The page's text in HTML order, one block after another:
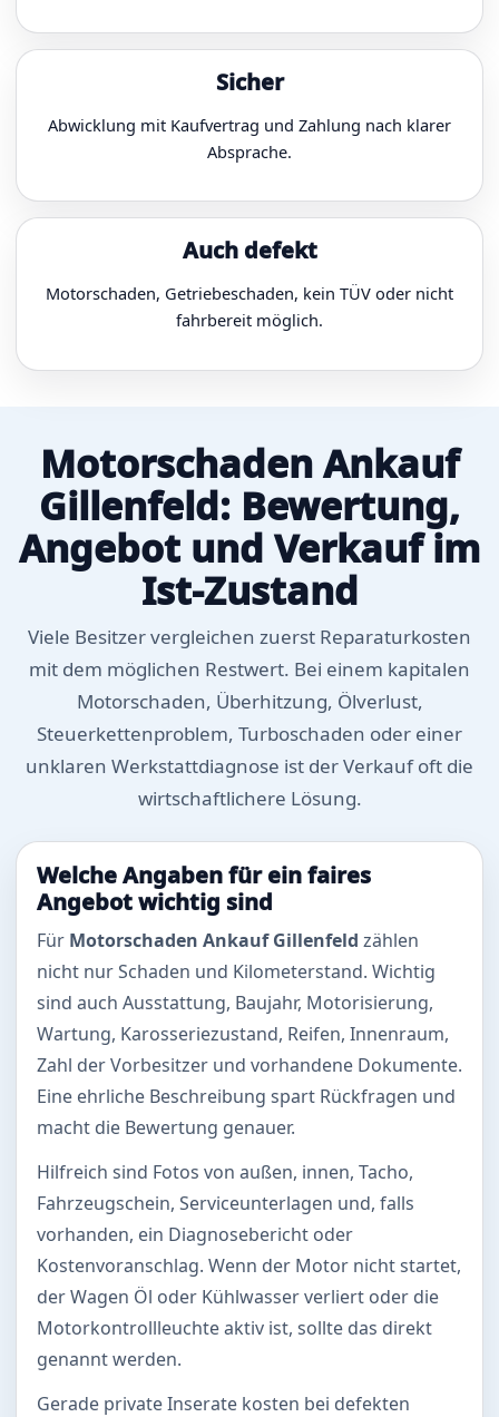
Sicher
Abwicklung mit Kaufvertrag und Zahlung nach klarer
Absprache.
Auch defekt
Motorschaden, Getriebeschaden, kein TÜV oder nicht
fahrbereit möglich.
Motorschaden Ankauf
Gillenfeld: Bewertung,
Angebot und Verkauf im
Ist-Zustand
Viele Besitzer vergleichen zuerst Reparaturkosten
mit dem möglichen Restwert. Bei einem kapitalen
Motorschaden, Überhitzung, Ölverlust,
Steuerkettenproblem, Turboschaden oder einer
unklaren Werkstattdiagnose ist der Verkauf oft die
wirtschaftlichere Lösung.
Welche Angaben für ein faires
Angebot wichtig sind
Für Motorschaden Ankauf Gillenfeld zählen
nicht nur Schaden und Kilometerstand. Wichtig
sind auch Ausstattung, Baujahr, Motorisierung,
Wartung, Karosseriezustand, Reifen, Innenraum,
Zahl der Vorbesitzer und vorhandene Dokumente.
Eine ehrliche Beschreibung spart Rückfragen und
macht die Bewertung genauer.
Hilfreich sind Fotos von außen, innen, Tacho,
Fahrzeugschein, Serviceunterlagen und, falls
vorhanden, ein Diagnosebericht oder
Kostenvoranschlag. Wenn der Motor nicht startet,
der Wagen Öl oder Kühlwasser verliert oder die
Motorkontrollleuchte aktiv ist, sollte das direkt
genannt werden.
Gerade private Inserate kosten bei defekten